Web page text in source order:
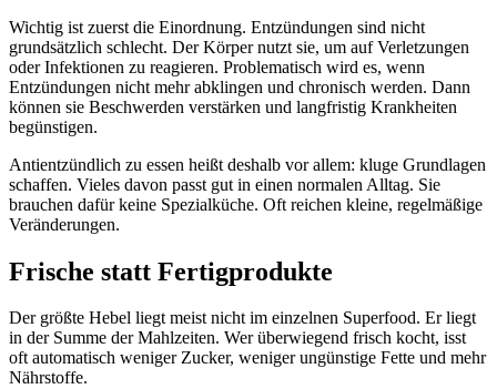
Wichtig ist zuerst die Einordnung. Entzündungen sind nicht
grundsätzlich schlecht. Der Körper nutzt sie, um auf Verletzungen
oder Infektionen zu reagieren. Problematisch wird es, wenn
Entzündungen nicht mehr abklingen und chronisch werden. Dann
können sie Beschwerden verstärken und langfristig Krankheiten
begünstigen.
Antientzündlich zu essen heißt deshalb vor allem: kluge Grundlagen
schaffen. Vieles davon passt gut in einen normalen Alltag. Sie
brauchen dafür keine Spezialküche. Oft reichen kleine, regelmäßige
Veränderungen.
Frische statt Fertigprodukte
Der größte Hebel liegt meist nicht im einzelnen Superfood. Er liegt
in der Summe der Mahlzeiten. Wer überwiegend frisch kocht, isst
oft automatisch weniger Zucker, weniger ungünstige Fette und mehr
Nährstoffe.